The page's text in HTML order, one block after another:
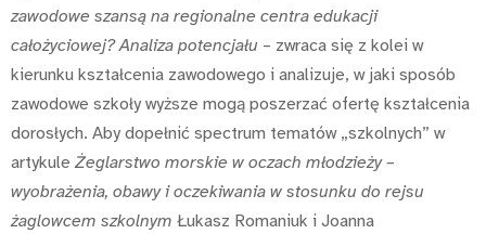
zawodowe szansą na regionalne centra edukacji
całożyciowej? Analiza potencjału – zwraca się z kolei w
kierunku kształcenia zawodowego i analizuje, w jaki sposób
zawodowe szkoły wyższe mogą poszerzać ofertę kształcenia
dorosłych. Aby dopełnić spectrum tematów „szkolnych” w
artykuleŻeglarstwo morskie w oczach młodzieży –
wyobrażenia, obawy i oczekiwania w stosunku do rejsu
żaglowcem szkolnym Łukasz Romaniuk i Joanna